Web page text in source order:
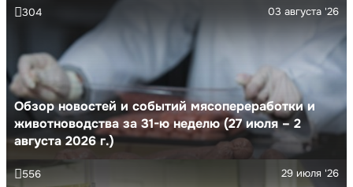
Обзор новостей и событий мясопереработки и
животноводства за 31-ю неделю (27 июля – 2
августа 2026 г.)
03 августа '26
304
29 июля '26
556